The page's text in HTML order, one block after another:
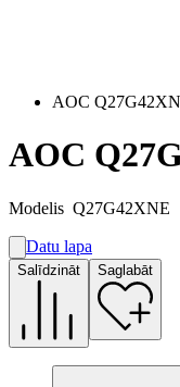
AOC
AOC
Modelis Q27G42XNE
A
E
Datu lapa
Salīdzināt Saglabāt